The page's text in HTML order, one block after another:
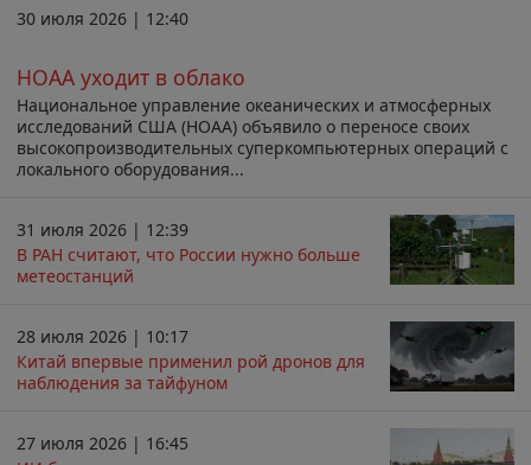
30 июля 2026 | 12:40
НОАА уходит в облако
Национальное управление океанических и атмосферных
исследований США (НОАА) объявило о переносе своих
высокопроизводительных суперкомпьютерных операций с
локального оборудования...
31 июля 2026 | 12:39
В РАН считают, что России нужно больше
метеостанций
28 июля 2026 | 10:17
Китай впервые применил рой дронов для
наблюдения за тайфуном
27 июля 2026 | 16:45